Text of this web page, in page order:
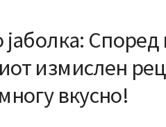
јаболка:
измислен
вкусно!